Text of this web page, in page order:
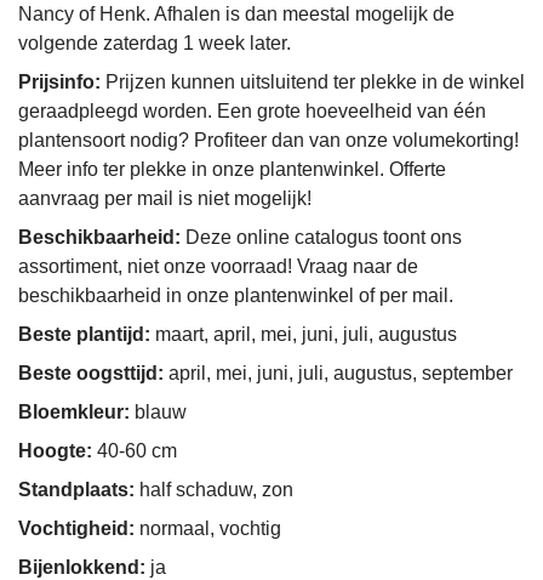
Nancy of Henk. Afhalen is dan meestal mogelijk de
volgende zaterdag 1 week later.
Prijsinfo: Prijzen kunnen uitsluitend ter plekke in de winkel
geraadpleegd worden. Een grote hoeveelheid van één
plantensoort nodig? Profiteer dan van onze volumekorting!
Meer info ter plekke in onze plantenwinkel. Offerte
aanvraag per mail is niet mogelijk!
Beschikbaarheid: Deze online catalogus toont ons
assortiment, niet onze voorraad! Vraag naar de
beschikbaarheid in onze plantenwinkel of per mail.
Beste plantijd: maart, april, mei, juni, juli, augustus
Beste oogsttijd: april, mei, juni, juli, augustus, september
Bloemkleur: blauw
Hoogte: 40-60 cm
Standplaats: half schaduw, zon
Vochtigheid: normaal, vochtig
Bijenlokkend: ja